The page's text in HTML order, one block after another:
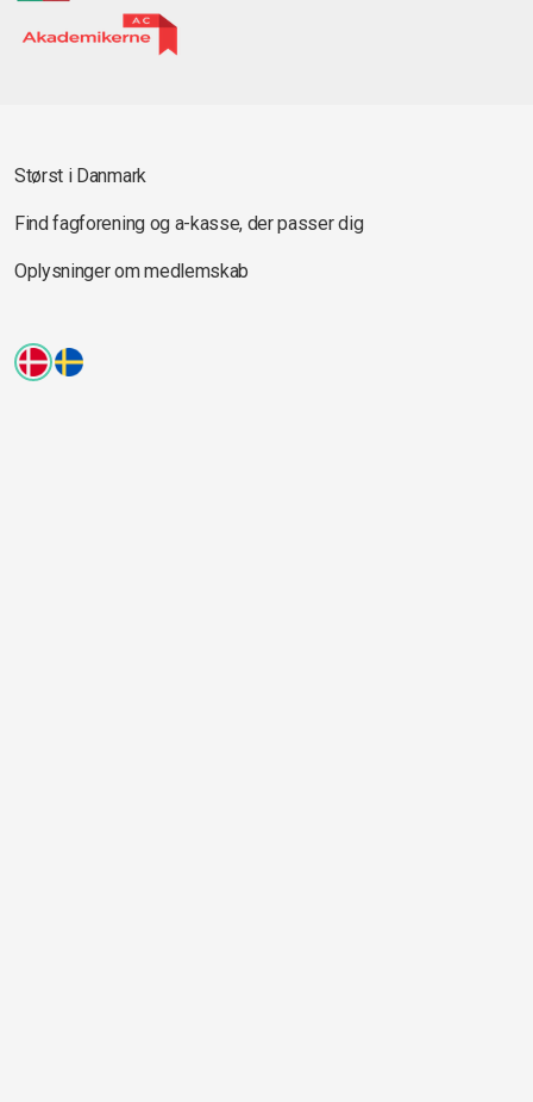
Størst i Danmark
Find fagforening og a-kasse, der passer dig
Oplysninger om medlemskab